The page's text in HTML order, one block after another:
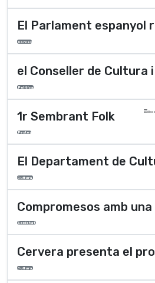
El Parlament espanyol
Xarxes
el Conseller de Cultura
Polí­tica
1r Sembrant Folk
Festes
El Departament de
Cultura
Compromesos amb
Societat
Cervera presenta el
Cultura